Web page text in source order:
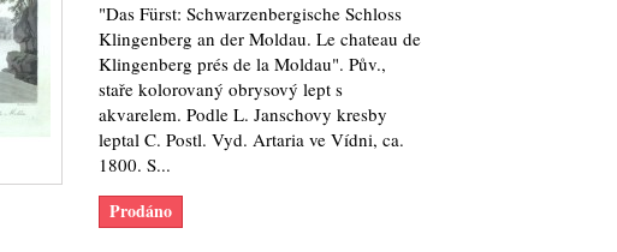
"Das Fürst: Schwarzenbergische Schloss
Klingenberg an der Moldau. Le chateau de
Klingenberg prés de la Moldau". Pův.,
staře kolorovaný obrysový lept s
akvarelem. Podle L. Janschovy kresby
leptal C. Postl. Vyd. Artaria ve Vídni, ca.
1800. S...
Prodáno